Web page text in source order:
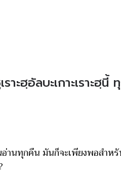
าะฮฺอัลบะเกาะเราะฮฺ
านทุกคืน มันก็จะเพียงพอสำห